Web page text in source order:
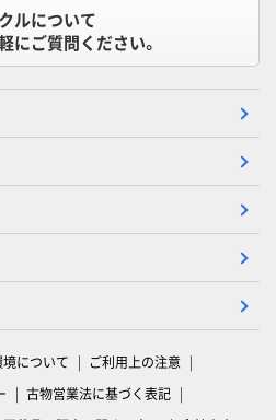
ルについて
にご質問ください。
境について
ご利用上の注意
古物営業法に基づく表記